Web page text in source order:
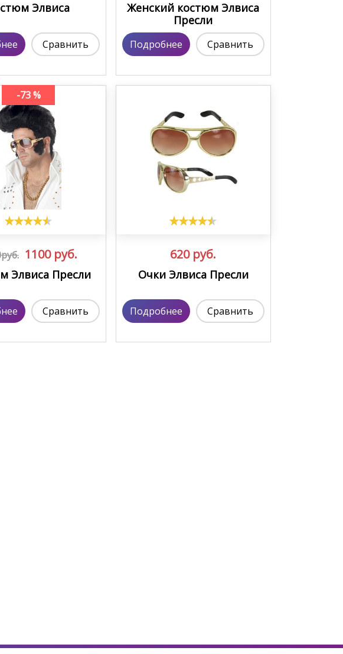
Элвиса
Сравнить
Женский костюм Элвиса
Пресли
Подробнее Сравнить
-73 %
1100 руб.
Элвиса Пресли
Сравнить
620 руб.
Очки Элвиса Пресли
Подробнее Сравнить